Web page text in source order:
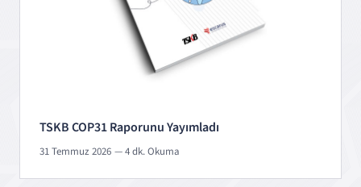
TSKB COP31 Raporunu Yayımladı
31 Temmuz 2026 — 4 dk. Okuma